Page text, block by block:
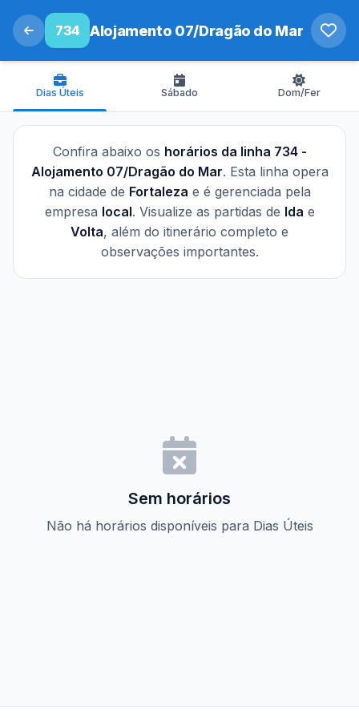
734 Alojamento 07/Dragão do Mar
Dias Úteis Sábado Dom/Fer
Confira abaixo os horários da linha 734 -
Alojamento 07/Dragão do Mar. Esta linha opera
na cidade de Fortaleza e é gerenciada pela
empresa local. Visualize as partidas de Ida e
Volta, além do itinerário completo e
observações importantes.
Sem horários
Não há horários disponíveis para Dias Úteis